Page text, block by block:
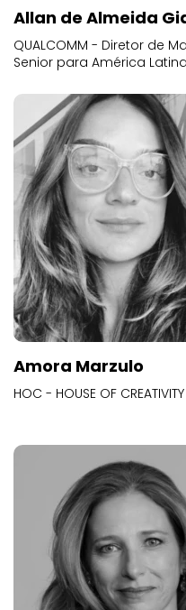
Allan de Almeida
QUALCOMM - Diretor de
Senior para América Latina
Amora Marzulo
HOC - HOUSE OF